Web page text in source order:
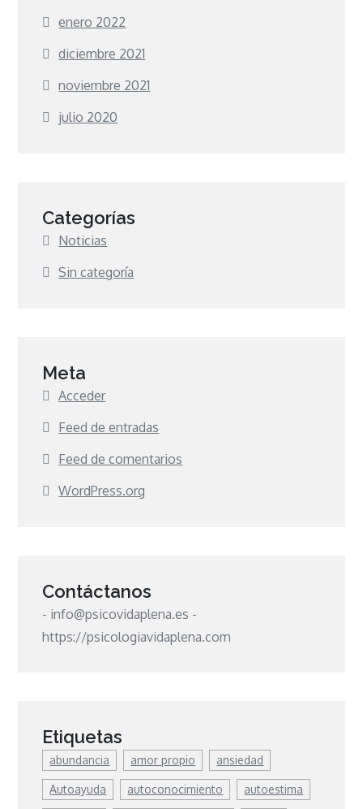
enero 2022
diciembre 2021
noviembre 2021
julio 2020
Categorías
Noticias
Sin categoría
Meta
Acceder
Feed de entradas
Feed de comentarios
WordPress.org
Contáctanos
- info@psicovidaplena.es -
https://psicologiavidaplena.com
Etiquetas
abundancia amor propio ansiedad
Autoayuda autoconocimiento autoestima